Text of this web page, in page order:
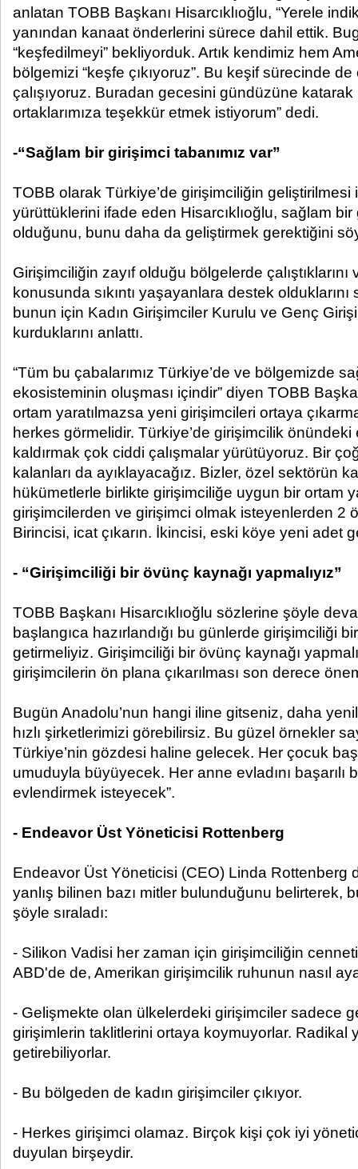
anlatan TOBB Başkanı Hisarcıklıoğlu, “Yerele
yanından kanaat önderlerini sürece dahil ettik.
“keşfedilmeyi” bekliyorduk. Artık kendimiz hem
bölgemizi “keşfe çıkıyoruz”. Bu keşif sürecinde de
çalışıyoruz. Buradan gecesini gündüzüne katarak
ortaklarımıza teşekkür etmek istiyorum” dedi.
-“Sağlam bir girişimci tabanımız var”
TOBB olarak Türkiye’de girişimciliğin geliştirilmesi
yürüttüklerini ifade eden Hisarcıklıoğlu, sağlam bir
olduğunu, bunu daha da geliştirmek gerektiğini
Girişimciliğin zayıf olduğu bölgelerde
konusunda sıkıntı yaşayanlara destek olduklarını
bunun için Kadın Girişimciler Kurulu ve Genç
kurduklarını anlattı.
“Tüm bu çabalarımız Türkiye’de ve bölgemizde
ekosisteminin oluşması içindir” diyen TOBB
ortam yaratılmazsa yeni girişimcileri ortaya
herkes görmelidir. Türkiye’de girişimcilik
kaldırmak çok ciddi çalışmalar yürütüyoruz. Bir
kalanları da ayıklayacağız. Bizler, özel sektörün
hükümetlerle birlikte girişimciliğe uygun bir ortam
girişimcilerden ve girişimci olmak isteyenlerden 2
Birincisi, icat çıkarın. İkincisi, eski köye yeni adet
- “Girişimciliği bir övünç kaynağı yapmalıyız”
TOBB Başkanı Hisarcıklıoğlu sözlerine şöyle
başlangıca hazırlandığı bu günlerde girişimciliği
getirmeliyiz. Girişimciliği bir övünç kaynağı
girişimcilerin ön plana çıkarılması son derece
Bugün Anadolu’nun hangi iline gitseniz, daha
hızlı şirketlerimizi görebilirsiz. Bu güzel örnekler
Türkiye’nin gözdesi haline gelecek. Her çocuk
umuduyla büyüyecek. Her anne evladını başarılı
evlendirmek isteyecek”.
- Endeavor Üst Yöneticisi Rottenberg
Endeavor Üst Yöneticisi (CEO) Linda Rottenberg
yanlış bilinen bazı mitler bulunduğunu belirterek,
şöyle sıraladı:
- Silikon Vadisi her zaman için girişimciliğin
ABD'de de, Amerikan girişimcilik ruhunun nasıl
- Gelişmekte olan ülkelerdeki girişimciler sadece
girişimlerin taklitlerini ortaya koymuyorlar. Radikal
getirebiliyorlar.
- Bu bölgeden de kadın girişimciler çıkıyor.
- Herkes girişimci olamaz. Birçok kişi çok iyi
duyulan birşeydir.